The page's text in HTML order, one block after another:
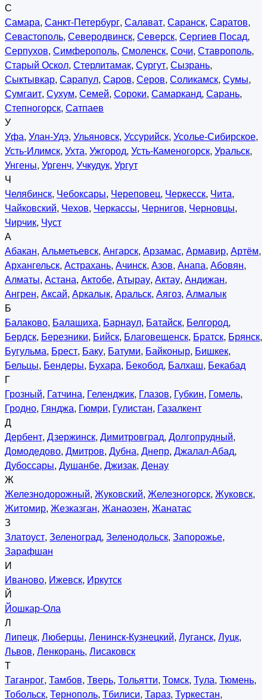
С
Самара, Санкт-Петербург, Салават, Саранск, Саратов,
Севастополь, Северодвинск, Северск, Сергиев Посад,
Серпухов, Симферополь, Смоленск, Сочи, Ставрополь,
Старый Оскол, Стерлитамак, Сургут, Сызрань,
Сыктывкар, Сарапул, Саров, Серов, Соликамск, Сумы,
Сумгаит, Сухум, Семей, Сороки, Самарканд, Сарань,
Степногорск, Сатпаев
У
Уфа, Улан-Удэ, Ульяновск, Уссурийск, Усолье-Сибирское,
Усть-Илимск, Ухта, Ужгород, Усть-Каменогорск, Уральск,
Унгены, Ургенч, Учкудук, Ургут
Ч
Челябинск, Чебоксары, Череповец, Черкесск, Чита,
Чайковский, Чехов, Черкассы, Чернигов, Черновцы,
Чирчик, Чуст
А
Абакан, Альметьевск, Ангарск, Арзамас, Армавир, Артём,
Архангельск, Астрахань, Ачинск, Азов, Анапа, Абовян,
Алматы, Астана, Актобе, Атырау, Актау, Андижан,
Ангрен, Аксай, Аркалык, Аральск, Аягоз, Алмалык
Б
Балаково, Балашиха, Барнаул, Батайск, Белгород,
Бердск, Березники, Бийск, Благовещенск, Братск, Брянск,
Бугульма, Брест, Баку, Батуми, Байконыр, Бишкек,
Бельцы, Бендеры, Бухара, Бекобод, Балхаш, Бекабад
Г
Грозный, Гатчина, Геленджик, Глазов, Губкин, Гомель,
Гродно, Гянджа, Гюмри, Гулистан, Газалкент
Д
Дербент, Дзержинск, Димитровград, Долгопрудный,
Домодедово, Дмитров, Дубна, Днепр, Джалал-Абад,
Дубоссары, Душанбе, Джизак, Денау
Ж
Железнодорожный, Жуковский, Железногорск, Жуковск,
Житомир, Жезказган, Жанаозен, Жанатас
З
Златоуст, Зеленоград, Зеленодольск, Запорожье,
Зарафшан
И
Иваново, Ижевск, Иркутск
Й
Йошкар-Ола
Л
Липецк, Люберцы, Ленинск-Кузнецкий, Луганск, Луцк,
Львов, Ленкорань, Лисаковск
Т
Таганрог, Тамбов, Тверь, Тольятти, Томск, Тула, Тюмень,
Тобольск, Тернополь, Тбилиси, Тараз, Туркестан,